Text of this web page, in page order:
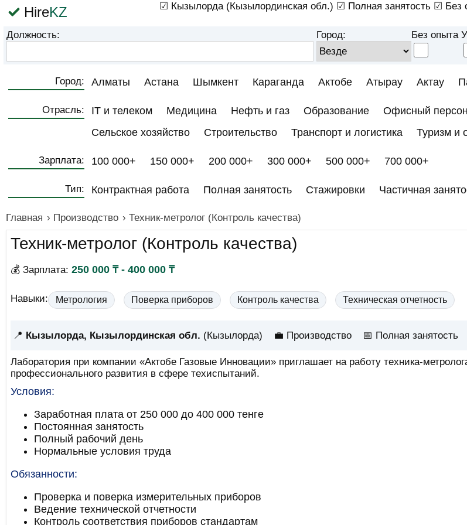
HireKZ ☑ Кызылорда (Кызылординская обл.) ☑ Полная занятость ☑ Без
Должность: Город: Без опыта
Город: Алматы Астана Шымкент Караганда Актобе Атырау Актау
Отрасль: IT и телеком Медицина Нефть и газ Образование Офисный
Сельское хозяйство
Строительство Транспорт и логистика Туризм и
Зарплата: 100 000+ 150 000+ 200 000+ 300 000+ 500 000+ 700 000+
Тип: Контрактная работа Полная занятость Стажировки Частичная
Главная › Производство › Техник-метролог (Контроль качества)
Техник-метролог (Контроль качества)
💰 Зарплата: 250 000 ₸ - 400 000 ₸
Навыки: Метрология Поверка приборов Контроль качества Техническая отчетность
📍 Кызылорда, Кызылординская обл. (Кызылорда) 💼 Производство 📅 Полная занятость
Лаборатория при компании «Актобе Газовые Инновации» приглашает на работу техника-
профессионального развития в сфере техиспытаний.
Условия:
Заработная плата от 250 000 до 400 000 тенге
Постоянная занятость
Полный рабочий день
Нормальные условия труда
Обязанности:
Проверка и поверка измерительных приборов
Ведение технической отчетности
Контроль соответствия приборов стандартам